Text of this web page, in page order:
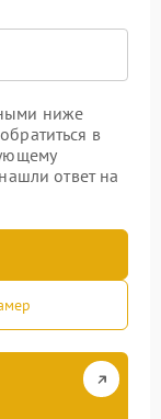
ниже
в
ответ на